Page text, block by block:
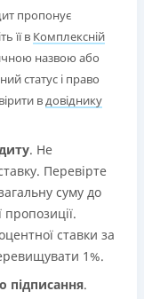
пропонує
її в Комплексній
назвою або
статус і право
в довіднику
. Не
Перевірте
суму до
ставки за
1%.
підписання.